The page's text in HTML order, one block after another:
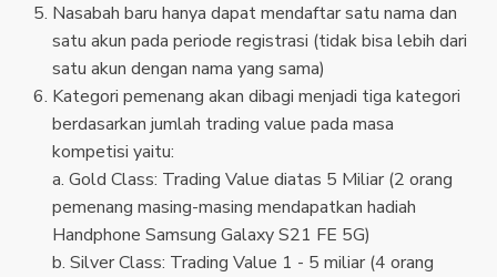
Nasabah baru hanya dapat mendaftar satu nama dan
satu akun pada periode registrasi (tidak bisa lebih dari
satu akun dengan nama yang sama)
Kategori pemenang akan dibagi menjadi tiga kategori
berdasarkan jumlah trading value pada masa
kompetisi yaitu:
a. Gold Class: Trading Value diatas 5 Miliar (2 orang
pemenang masing-masing mendapatkan hadiah
Handphone Samsung Galaxy S21 FE 5G)
b. Silver Class: Trading Value 1 - 5 miliar (4 orang